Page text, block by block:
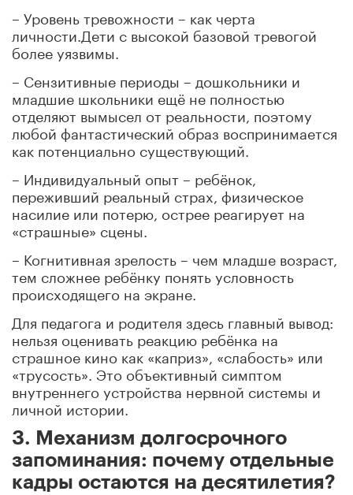
– Уровень тревожности – как черта
личности.Дети с высокой базовой тревогой
более уязвимы.
– Сензитивные периоды – дошкольники и
младшие школьники ещё не полностью
отделяют вымысел от реальности, поэтому
любой фантастический образ воспринимается
как потенциально существующий.
– Индивидуальный опыт – ребёнок,
переживший реальный страх, физическое
насилие или потерю, острее реагирует на
«страшные» сцены.
– Когнитивная зрелость – чем младше возраст,
тем сложнее ребёнку понять условность
происходящего на экране.
Для педагога и родителя здесь главный вывод:
нельзя оценивать реакцию ребёнка на
страшное кино как «каприз», «слабость» или
«трусость». Это объективный симптом
внутреннего устройства нервной системы и
личной истории.
3. Механизм долгосрочного
запоминания: почему отдельные
кадры остаются на десятилетия?